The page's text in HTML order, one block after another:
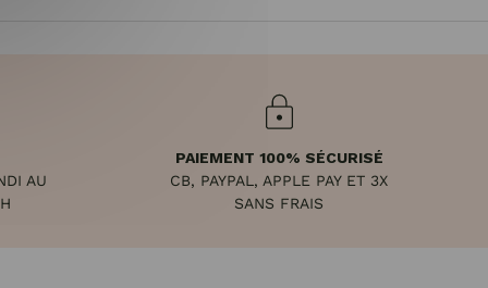
AU
PAIEMENT 100% SÉCURISÉ
CB, PAYPAL, APPLE PAY ET 3X
SANS FRAIS